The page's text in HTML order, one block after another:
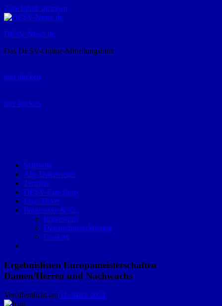
Zum Inhalt springen
DESV-News.de
Das DESV-Online-Mitteilungsblatt
hier klicken
hier klicken
Startseite
Alle Dokumente
Termine
DESV-Fan-Shop
Live-Ticker
Impressum & Co.
Impressum
Datenschutzerklärung
Cookies
Ergebnislisten Europameisterschaften
Damen/Herren und Nachwuchs
Veröffentlicht am 11. März 2024